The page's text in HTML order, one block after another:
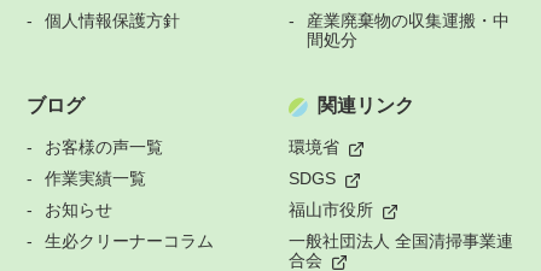
個人情報保護方針
産業廃棄物の収集運搬・中
間処分
ブログ
お客様の声一覧
作業実績一覧
お知らせ
生必クリーナーコラム
関連リンク
環境省
SDGS
福山市役所
一般社団法人 全国清掃事業連
合会